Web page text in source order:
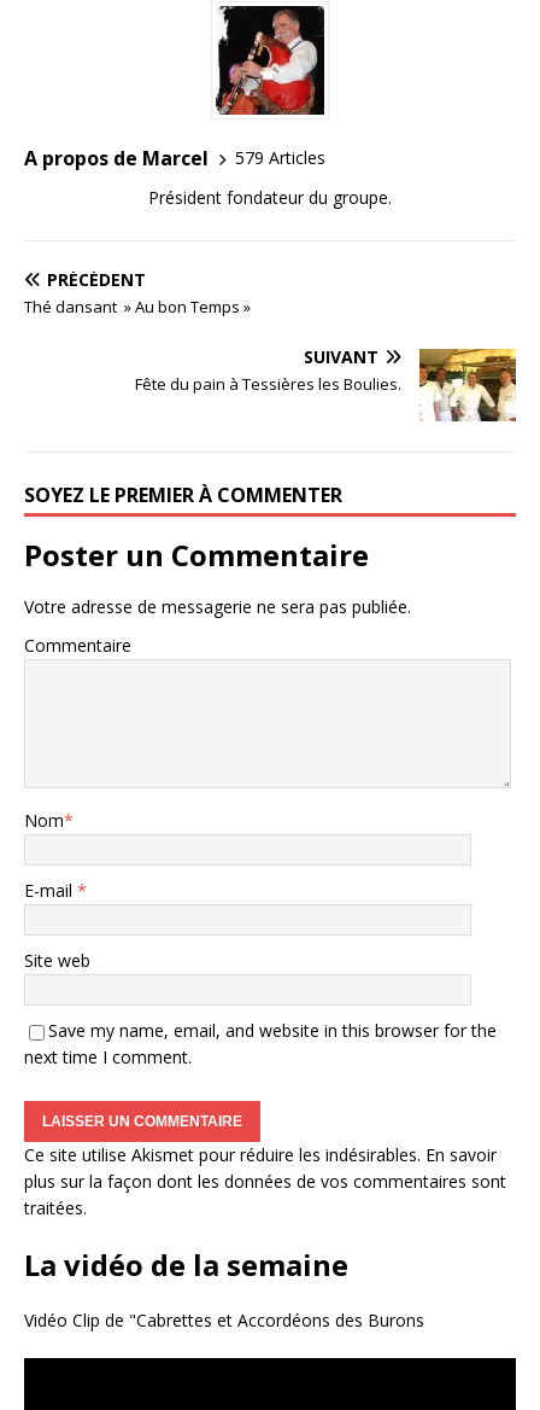
A propos de Marcel
579 Articles
Président fondateur du groupe.
PRÉCÉDENT
Thé dansant » Au bon Temps »
SUIVANT
Fête du pain à Tessières les Boulies.
SOYEZ LE PREMIER À COMMENTER
Poster un Commentaire
Votre adresse de messagerie ne sera pas publiée.
Commentaire
Nom*
E-mail *
Site web
Save my name, email, and website in this browser for the
next time I comment.
Ce site utilise Akismet pour réduire les indésirables. En savoir
plus sur la façon dont les données de vos commentaires sont
traitées.
La vidéo de la semaine
Vidéo Clip de "Cabrettes et Accordéons des Burons